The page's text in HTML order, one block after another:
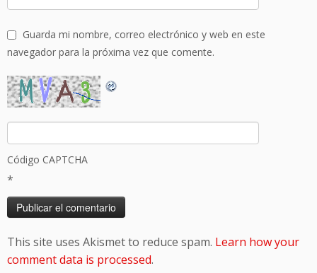
Guarda mi nombre, correo electrónico y web en este
navegador para la próxima vez que comente.
Código CAPTCHA
*
This site uses Akismet to reduce spam. Learn how your
comment data is processed.